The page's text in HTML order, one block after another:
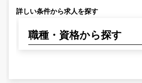
詳しい条件から求人を探す
職種・資格から探す